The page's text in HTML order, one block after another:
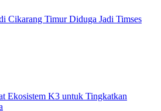
Cikarang Timur Diduga Jadi Timses